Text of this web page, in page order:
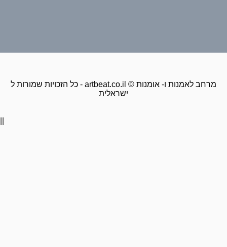
כל הזכויות שמורות ל - artbeat.co.il © מרחב לאמנות ו- אומנות
ישראלית